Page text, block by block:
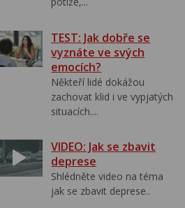
TEST: Jak dobře se
vyznáte ve svých
emocích?
Někteří lidé dokážou
zachovat klid i ve vypjatých
situacích....
VIDEO: Jak se zbavit
deprese
Shlédněte video na téma
jak se zbavit deprese..